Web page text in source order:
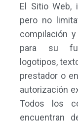
El Sitio Web,
pero no
compilación
para su
logotipos,
prestador o
autorización
Todos los
encuentran